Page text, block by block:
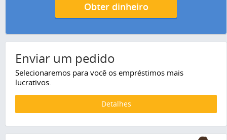
Obter dinheiro
Enviar um pedido
Selecionaremos para você os empréstimos mais
lucrativos.
Detalhes